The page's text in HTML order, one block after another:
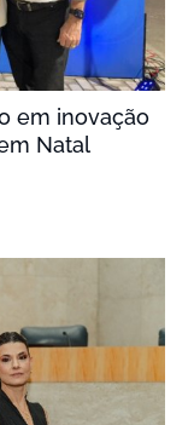
em inovação
Natal